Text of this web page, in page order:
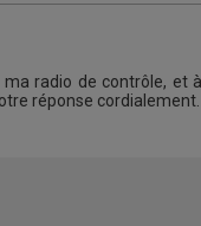
radio de contrôle, et
réponse cordialement.